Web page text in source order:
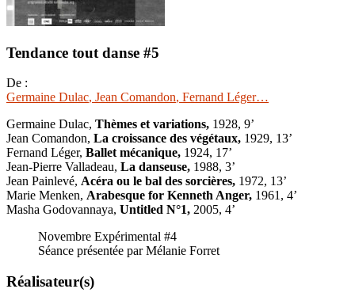
Tendance tout danse #5
De :
Germaine Dulac, Jean Comandon, Fernand Léger…
Germaine Dulac, Thèmes et variations, 1928, 9’
Jean Comandon, La croissance des végétaux, 1929, 13’
Fernand Léger, Ballet mécanique, 1924, 17’
Jean-Pierre Valladeau, La danseuse, 1988, 3’
Jean Painlevé, Acéra ou le bal des sorcières, 1972, 13’
Marie Menken, Arabesque for Kenneth Anger, 1961, 4’
Masha Godovannaya, Untitled N°1, 2005, 4’
Novembre Expérimental #4
Séance présentée par Mélanie Forret
Réalisateur(s)